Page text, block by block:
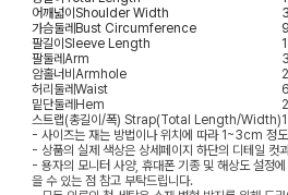
어깨넓이Shoulder Width
가슴둘레Bust Circumference
팔길이Sleeve Length
팔둘레Arm
암홀너비Armhole
허리둘레Waist
밑단둘레Hem
스트랩(총길이/폭) Strap(Total Length/Width)
- 사이즈는 재는 방법이나 위치에 따라 1~3cm 정
- 상품의 실제 색상은 상세페이지 하단의 디테일 컷
- 용자의 모니터 사양, 휴대폰 기종 및 해상도 설정
을 수 있는 점 참고 부탁드립니다.